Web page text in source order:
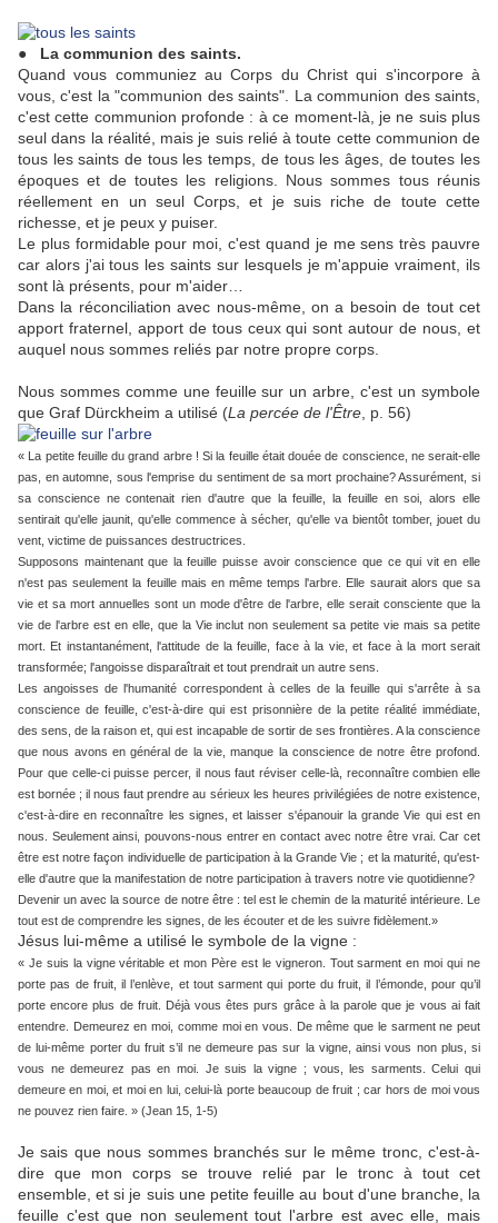
● La communion des saints.
Quand vous communiez au Corps du Christ qui s'incorpore à
vous, c'est la "communion des saints". La communion des saints,
c'est cette communion profonde : à ce moment-là, je ne suis plus
seul dans la réalité, mais je suis relié à toute cette communion de
tous les saints de tous les temps, de tous les âges, de toutes les
époques et de toutes les religions. Nous sommes tous réunis
réellement en un seul Corps, et je suis riche de toute cette
richesse, et je peux y puiser.
Le plus formidable pour moi, c'est quand je me sens très pauvre
car alors j'ai tous les saints sur lesquels je m'appuie vraiment, ils
sont là présents, pour m'aider…
Dans la réconciliation avec nous-même, on a besoin de tout cet
apport fraternel, apport de tous ceux qui sont autour de nous, et
auquel nous sommes reliés par notre propre corps.
Nous sommes comme une feuille sur un arbre, c'est un symbole
que Graf Dürckheim a utilisé (La percée de l'Être , p. 56)
« La petite feuille du grand arbre ! Si la feuille était douée de conscience, ne serait-elle
pas, en automne, sous l'emprise du sentiment de sa mort prochaine? Assurément, si
sa conscience ne contenait rien d'autre que la feuille, la feuille en soi, alors elle
sentirait qu'elle jaunit, qu'elle commence à sécher, qu'elle va bientôt tomber, jouet du
vent, victime de puissances destructrices.
Supposons maintenant que la feuille puisse avoir conscience que ce qui vit en elle
n'est pas seulement la feuille mais en même temps l'arbre. Elle saurait alors que sa
vie et sa mort annuelles sont un mode d'être de l'arbre, elle serait consciente que la
vie de l'arbre est en elle, que la Vie inclut non seulement sa petite vie mais sa petite
mort. Et instantanément, l'attitude de la feuille, face à la vie, et face à la mort serait
transformée; l'angoisse disparaîtrait et tout prendrait un autre sens.
Les angoisses de l'humanité correspondent à celles de la feuille qui s'arrête à sa
conscience de feuille, c'est-à-dire qui est prisonnière de la petite réalité immédiate,
des sens, de la raison et, qui est incapable de sortir de ses frontières. A la conscience
que nous avons en général de la vie, manque la conscience de notre être profond.
Pour que celle-ci puisse percer, il nous faut réviser celle-là, reconnaître combien elle
est bornée ; il nous faut prendre au sérieux les heures privilégiées de notre existence,
c'est-à-dire en reconnaître les signes, et laisser s'épanouir la grande Vie qui est en
nous. Seulement ainsi, pouvons-nous entrer en contact avec notre être vrai. Car cet
être est notre façon individuelle de participation à la Grande Vie ; et la maturité, qu'est-
elle d'autre que la manifestation de notre participation à travers notre vie quotidienne?
Devenir un avec la source de notre être : tel est le chemin de la maturité intérieure. Le
tout est de comprendre les signes, de les écouter et de les suivre fidèlement.»
Jésus lui-même a utilisé le symbole de la vigne :
« Je suis la vigne véritable et mon Père est le vigneron. Tout sarment en moi qui ne
porte pas de fruit, il l’enlève, et tout sarment qui porte du fruit, il l’émonde, pour qu’il
porte encore plus de fruit. Déjà vous êtes purs grâce à la parole que je vous ai fait
entendre. Demeurez en moi, comme moi en vous. De même que le sarment ne peut
de lui-même porter du fruit s’il ne demeure pas sur la vigne, ainsi vous non plus, si
vous ne demeurez pas en moi. Je suis la vigne ; vous, les sarments. Celui qui
demeure en moi, et moi en lui, celui-là porte beaucoup de fruit ; car hors de moi vous
ne pouvez rien faire. » (Jean 15, 1-5)
Je sais que nous sommes branchés sur le même tronc, c'est-à-
dire que mon corps se trouve relié par le tronc à tout cet
ensemble, et si je suis une petite feuille au bout d'une branche, la
feuille c'est que non seulement tout l'arbre est avec elle, mais